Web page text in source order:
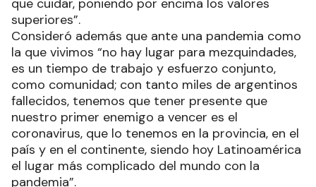
superiores”.
Consideró además que ante una pandemia como
la que vivimos “no hay lugar para mezquindades,
es un tiempo de trabajo y esfuerzo conjunto,
como comunidad; con tanto miles de argentinos
fallecidos, tenemos que tener presente que
nuestro primer enemigo a vencer es el
coronavirus, que lo tenemos en la provincia, en el
país y en el continente, siendo hoy Latinoamérica
el lugar más complicado del mundo con la
pandemia”.